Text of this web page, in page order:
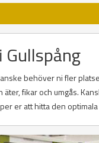
behöver ni fler
fikar och umgås.
er att hitta den